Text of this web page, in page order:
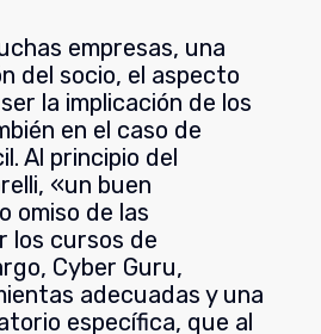
empresas, una
del socio, el aspecto
la implicación de los
en el caso de
Al principio del
«un buen
omiso de las
los cursos de
Cyber Guru,
adecuadas y una
específica, que al